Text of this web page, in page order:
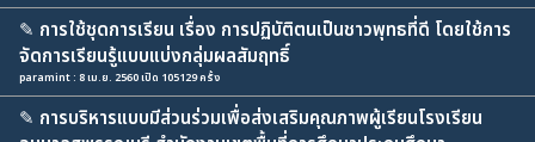
✎ การใช้ชุดการเรียน เรื่อง การปฏิบัติตนเป็นชาวพุทธที่ดี โดยใช้การ
จัดการเรียนรู้แบบแบ่งกลุ่มผลสัมฤทธิ์
paramint : 8 เม.ย. 2560 เปิด 105129 ครั้ง
✎ การบริหารแบบมีส่วนร่วมเพื่อส่งเสริมคุณภาพผู้เรียนโรงเรียน